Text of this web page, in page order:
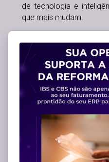
de tecnologia e
que mais mudam.
também mudou.
moderna, mais
inteligência de gestão
empresário. Isso
pela nova simbologia,
no nosso cérebro,
as áreas da empresa
um objetivo maior: o
Mas, uma
experiência e